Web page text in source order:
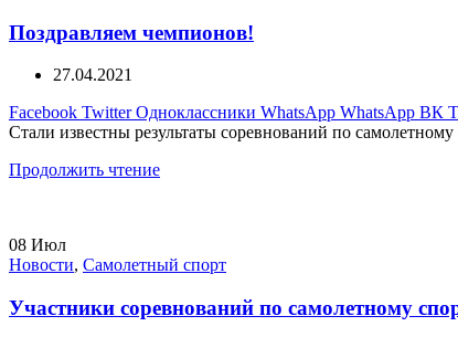
Поздравляем чемпионов!
27.04.2021
Facebook Twitter Одноклассники WhatsApp WhatsApp ВК
Стали известны результаты соревнований по
Продолжить чтение
08 Июл
Новости, Самолетный спорт
Участники соревнований по самолетному